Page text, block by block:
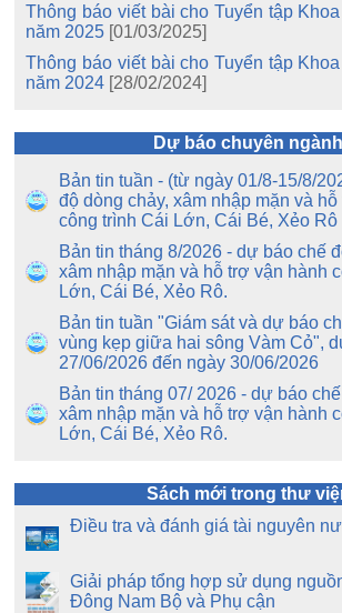
Thông báo viết bài cho Tuyển tập
năm 2025 [01/03/2025]
Thông báo viết bài cho Tuyển tập
năm 2024 [28/02/2024]
Dự báo chuyên ngành
Bản tin tuần - (từ ngày 01/8-15/8/
độ dòng chảy, xâm nhập mặn và
công trình Cái Lớn, Cái Bé, Xẻo Rô
Bản tin tháng 8/2026 - dự báo chế
xâm nhập mặn và hỗ trợ vận hành
Lớn, Cái Bé, Xẻo Rô.
Bản tin tuần "Giám sát và dự báo
vùng kẹp giữa hai sông Vàm Cỏ",
27/06/2026 đến ngày 30/06/2026
Bản tin tháng 07/ 2026 - dự báo
xâm nhập mặn và hỗ trợ vận hành
Lớn, Cái Bé, Xẻo Rô.
Sách mới trong thư
Điều tra và đánh giá tài nguyên
Giải pháp tổng hợp sử dụng
Đông Nam Bộ và Phụ cận